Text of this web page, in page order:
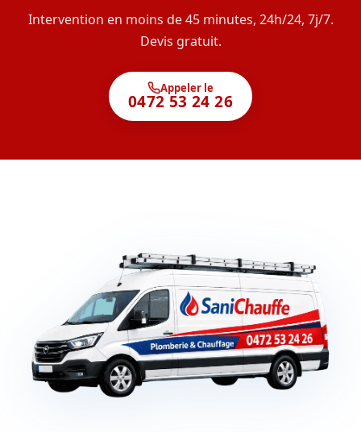
Intervention en moins de 45 minutes, 24h/24, 7j/7.
Devis gratuit.
Appeler le
0472 53 24 26